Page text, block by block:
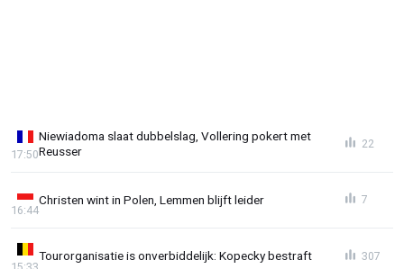
Niewiadoma slaat dubbelslag, Vollering pokert met
Reusser
17:50
22
Christen wint in Polen, Lemmen blijft leider
16:44
7
Tourorganisatie is onverbiddelijk: Kopecky bestraft 307